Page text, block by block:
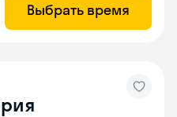
Выбрать время